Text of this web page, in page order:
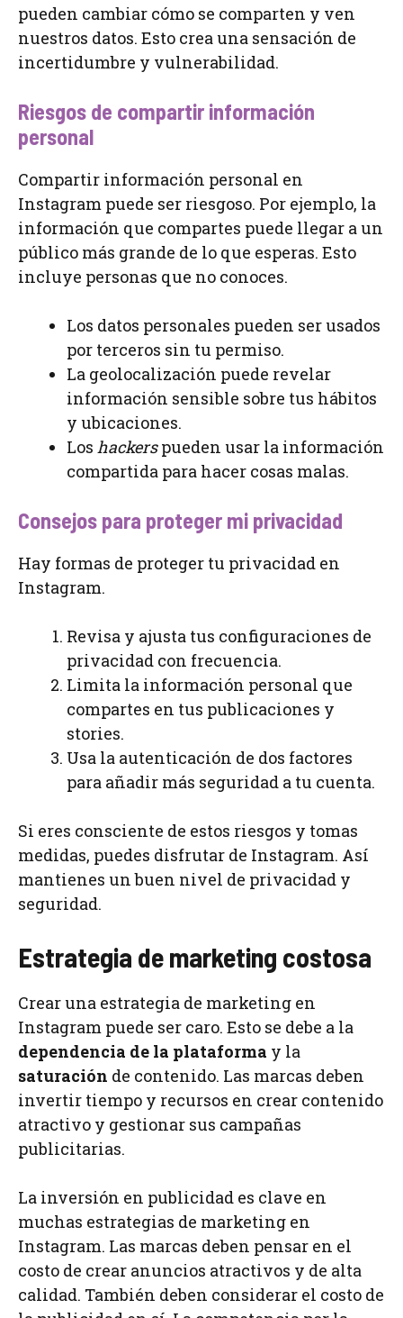
pueden cambiar cómo se comparten y ven
nuestros datos. Esto crea una sensación de
incertidumbre y vulnerabilidad.
Riesgos de compartir información
personal
Compartir información personal en
Instagram puede ser riesgoso. Por ejemplo, la
información que compartes puede llegar a un
público más grande de lo que esperas. Esto
incluye personas que no conoces.
Los datos personales pueden ser usados
por terceros sin tu permiso.
La geolocalización puede revelar
información sensible sobre tus hábitos
y ubicaciones.
Los hackerspueden usar la información
compartida para hacer cosas malas.
Consejos para proteger mi privacidad
Hay formas de proteger tu privacidad en
Instagram.
Revisa y ajusta tus configuraciones de
privacidad con frecuencia.
Limita la información personal que
compartes en tus publicaciones y
stories.
Usa la autenticación de dos factores
para añadir más seguridad a tu cuenta.
Si eres consciente de estos riesgos y tomas
medidas, puedes disfrutar de Instagram. Así
mantienes un buen nivel de privacidad y
seguridad.
Estrategia de marketing costosa
Crear una estrategia de marketing en
Instagram puede ser caro. Esto se debe a la
dependencia de la plataforma y la
saturación de contenido. Las marcas deben
invertir tiempo y recursos en crear contenido
atractivo y gestionar sus campañas
publicitarias.
La inversión en publicidad es clave en
muchas estrategias de marketing en
Instagram. Las marcas deben pensar en el
costo de crear anuncios atractivos y de alta
calidad. También deben considerar el costo de